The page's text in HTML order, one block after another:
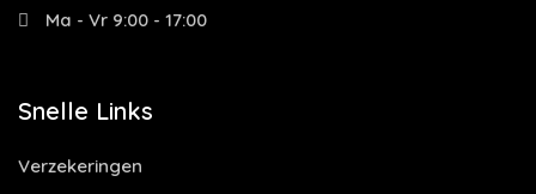
Ma - Vr 9:00 - 17:00
Snelle Links
Verzekeringen